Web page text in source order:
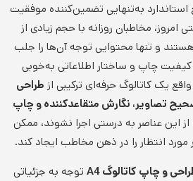
به‌تنهایی تضمین‌کننده موفقیت
امروز، مخاطبان روزانه با حجم زیادی از
و تنها محتوایی توجه آن‌ها را جلب
کیفیت چاپ و ساختار اطلاعاتی به‌خوبی
یک کاتالوگ حرفه‌ای ترکیبی از طراحی
تصاویر، نگارش متقاعدکننده و چاپ
این عناصر به درستی اجرا نشوند، ممکن
مورد انتظار را در ذهن مخاطب ایجاد کند.
و چاپ کاتالوگA4 توجه به جزئیاتی